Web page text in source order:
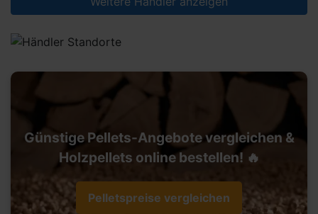
Günstige Pellets-Angebote vergleichen &
Holzpellets online bestellen! 🔥
Pelletspreise vergleichen